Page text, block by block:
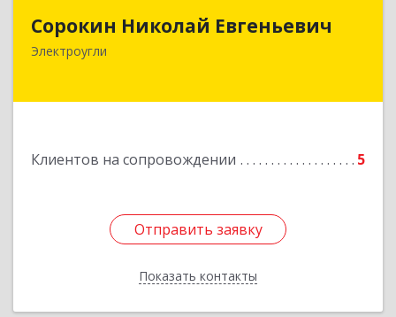
Сорокин Николай Евгеньевич
Электроугли
Клиентов на сопровождении 5
Отправить заявку
Показать контакты
Отправить заявку
Назад